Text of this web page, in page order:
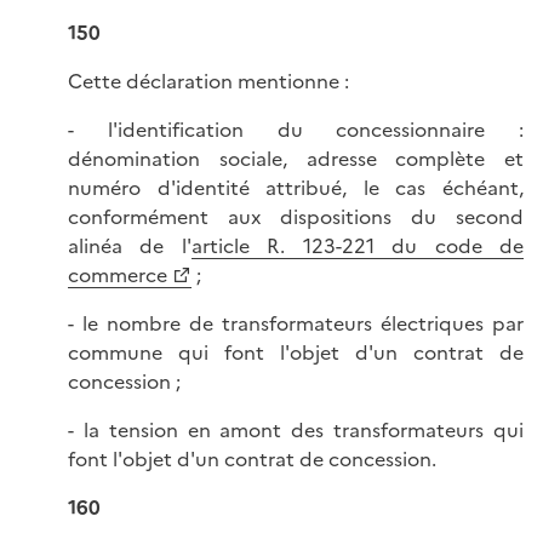
150
Cette déclaration mentionne :
- l'identification du concessionnaire :
dénomination sociale, adresse complète et
numéro d'identité attribué, le cas échéant,
conformément aux dispositions du second
alinéa de l'article R. 123-221 du code de
commerce
;
- le nombre de transformateurs électriques par
commune qui font l'objet d'un contrat de
concession ;
- la tension en amont des transformateurs qui
font l'objet d'un contrat de concession.
160